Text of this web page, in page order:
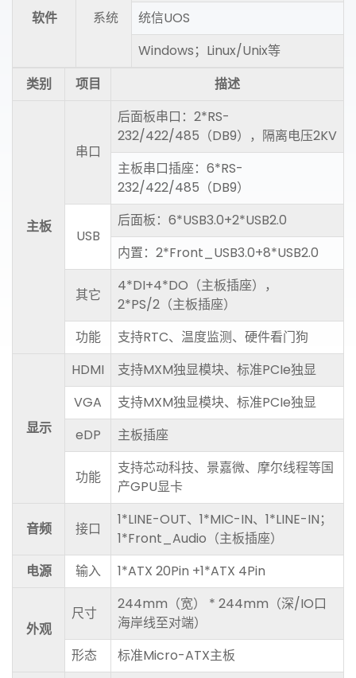
软件 系统
统信UOS
Windows；Linux/Unix等
类别
项目 描述
主板
串口
后面板串口：2*RS-
232/422/485（DB9），隔离电压2KV
主板串口插座：6*RS-
232/422/485（DB9）
USB
后面板：6*USB3.0+2*USB2.0
内置：2*Front_USB3.0+8*USB2.0
其它
4*DI+4*DO（主板插座），
2*PS/2（主板插座）
功能
支持RTC、温度监测、硬件看门狗
显示
HDMI
支持MXM独显模块、标准PCIe独显
VGA
支持MXM独显模块、标准PCIe独显
eDP
主板插座
功能
支持芯动科技、景嘉微、摩尔线程等国
产GPU显卡
音频 接口
1*LINE-OUT、1*MIC-IN、1*LINE-IN；
1*Front_Audio（主板插座）
电源
输入 1*ATX 20Pin +1*ATX 4Pin
外观
尺寸
244mm（宽） * 244mm（深/IO口
海岸线至对端）
形态
标准Micro-ATX主板